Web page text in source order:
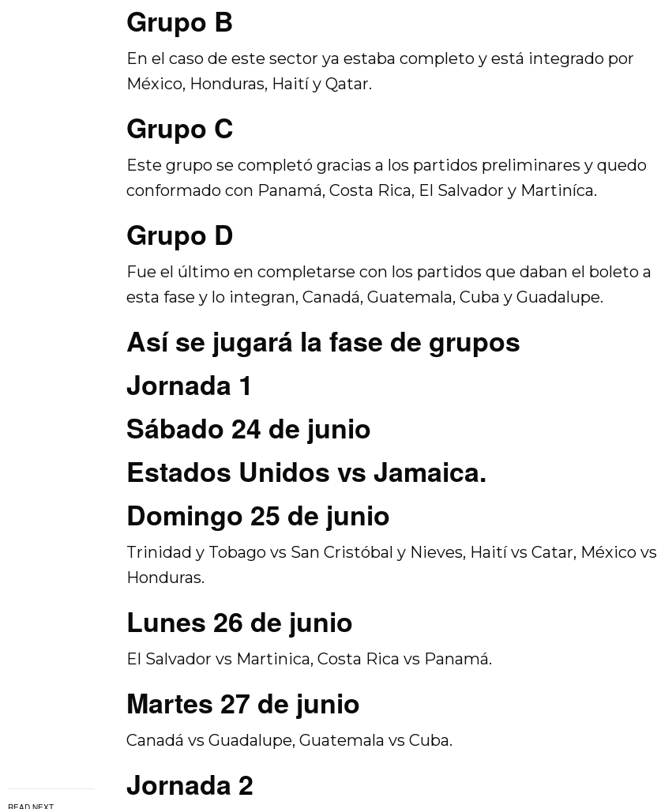
Grupo B
En el caso de este sector ya estaba completo y está integrado por
México, Honduras, Haití y Qatar.
Grupo C
Este grupo se completó gracias a los partidos preliminares y quedo
conformado con Panamá, Costa Rica, El Salvador y Martiníca.
Grupo D
Fue el último en completarse con los partidos que daban el boleto a
esta fase y lo integran, Canadá, Guatemala, Cuba y Guadalupe.
Así se jugará la fase de grupos
Jornada 1
Sábado 24 de junio
Estados Unidos vs Jamaica.
Domingo 25 de junio
Trinidad y Tobago vs San Cristóbal y Nieves, Haití vs Catar, México vs
Honduras.
Lunes 26 de junio
El Salvador vs Martinica, Costa Rica vs Panamá.
Martes 27 de junio
Canadá vs Guadalupe, Guatemala vs Cuba.
Jornada 2